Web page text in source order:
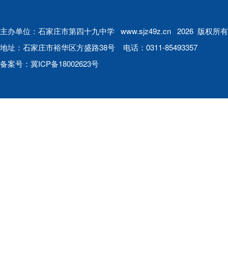
主办单位：石家庄市第四十九中学 www.sjz49z.cn 2026 版权所有
地址：石家庄市裕华区方盛路38号 电话：0311-85493357
备案号： 冀ICP备18002623号